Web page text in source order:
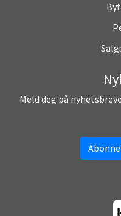
Meld deg på